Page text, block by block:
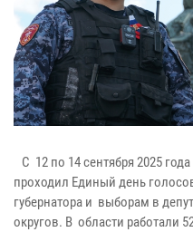
С 12 по 14 сентября 2025
проходил Единый день
губернатора и выборам в
округов. В области работали